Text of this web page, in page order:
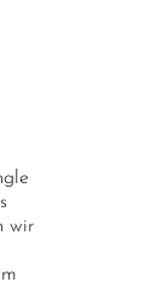
wir